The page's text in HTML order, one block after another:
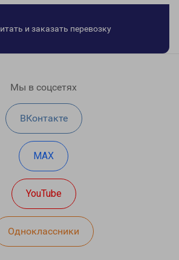
и заказать перевозку
Мы в соцсетях
ВКонтакте
MAX
YouTube
Одноклассники